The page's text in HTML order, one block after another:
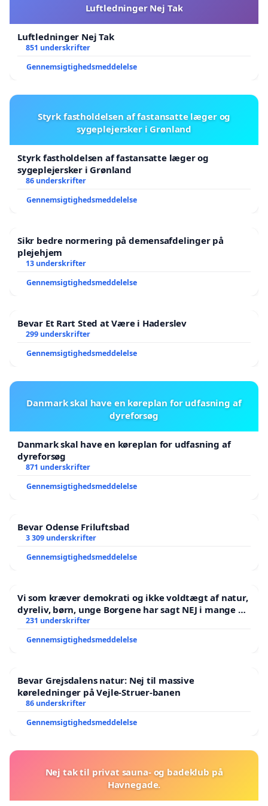
Luftledninger Nej Tak
Luftledninger Nej Tak
851 underskrifter
Gennemsigtighedsmeddelelse
Styrk fastholdelsen af fastansatte læger og
sygeplejersker i Grønland
Styrk fastholdelsen af fastansatte læger og
sygeplejersker i Grønland
86 underskrifter
Gennemsigtighedsmeddelelse
Sikr bedre normering på demensafdelinger på
plejehjem
13 underskrifter
Gennemsigtighedsmeddelelse
Bevar Et Rart Sted at Være i Haderslev
299 underskrifter
Gennemsigtighedsmeddelelse
Danmark skal have en køreplan for udfasning af
dyreforsøg
Danmark skal have en køreplan for udfasning af
dyreforsøg
871 underskrifter
Gennemsigtighedsmeddelelse
Bevar Odense Friluftsbad
3 309 underskrifter
Gennemsigtighedsmeddelelse
Vi som kræver demokrati og ikke voldtægt af natur,
dyreliv, børn, unge Borgene har sagt NEJ i mange år.
Der er
231 underskrifter
Gennemsigtighedsmeddelelse
Bevar Grejsdalens natur: Nej til massive
køreledninger på Vejle-Struer-banen
86 underskrifter
Gennemsigtighedsmeddelelse
Nej tak til privat sauna- og badeklub på
Havnegade.